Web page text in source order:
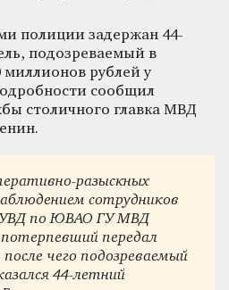
полиции задержан 44-
подозреваемый в
рублей у
сообщил
столичного главка МВД
разыскных
сотрудников
УВД по ЮВАО ГУ МВД
потерпевший передал
чего подозреваемый
44-летний